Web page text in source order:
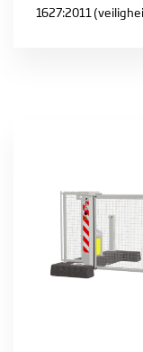
1627:2011